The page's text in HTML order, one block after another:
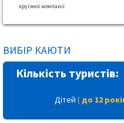
круїзної компанії.
ВИБІР КАЮТИ
Кількість туристів:
Дітей ( до 12